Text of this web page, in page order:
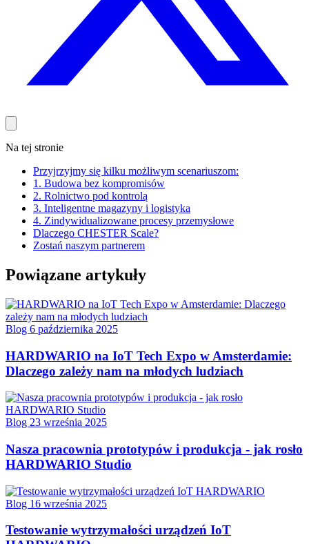
Na tej stronie
Przyjrzyjmy się kilku możliwym scenariuszom:
1. Budowa bez kompromisów
2. Rolnictwo pod kontrolą
3. Inteligentne magazyny i logistyka
4. Zindywidualizowane procesy przemysłowe
Dlaczego CHESTER Scale?
Zostań naszym partnerem
Powiązane artykuły
Blog 6 października 2025
HARDWARIO na IoT Tech Expo w Amsterdamie:
Dlaczego zależy nam na młodych ludziach
Blog 23 września 2025
Nasza pracownia prototypów i produkcja - jak rosło
HARDWARIO Studio
Blog 16 września 2025
Testowanie wytrzymałości urządzeń IoT